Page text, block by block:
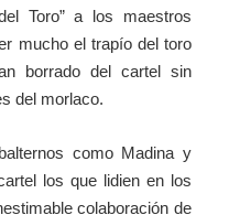
Toro” a los maestros
mucho el trapío del toro
borrado del cartel sin
del morlaco.
como Madina y
los que lidien en los
colaboración de